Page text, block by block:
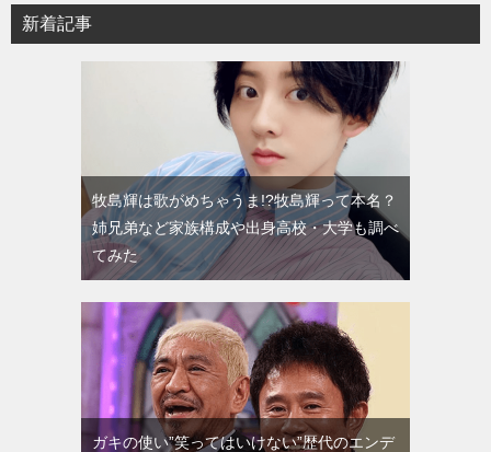
新着記事
牧島輝は歌がめちゃうま!?牧島輝って本名？
姉兄弟など家族構成や出身高校・大学も調べ
てみた
ガキの使い”笑ってはいけない”歴代のエンデ